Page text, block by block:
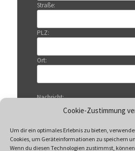
Cookie-Zustimmung
Um dir ein optimales Erlebnis zu bieten,
Cookies, um Geräteinformationen zu speichern
Wenn du diesen Technologien zustimmst,
Straße:
PLZ:
Ort:
Nachricht: